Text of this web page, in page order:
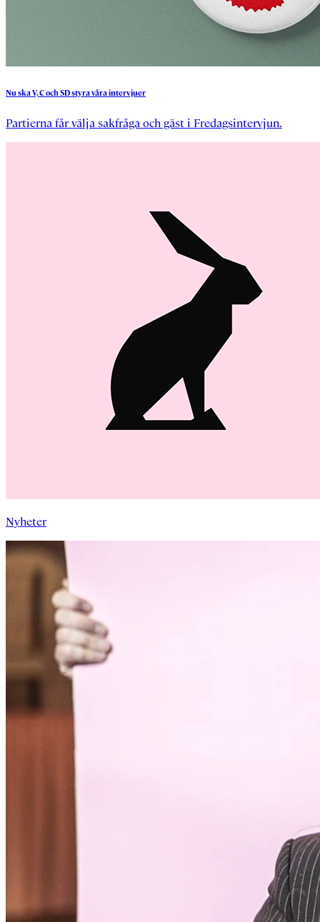
NuskaV,CochSDstyravåraintervjuer
Partierna får välja sakfråga och gäst i Fredagsintervjun.
Nyheter